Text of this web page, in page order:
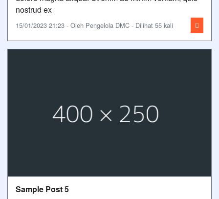
nostrud ex
15/01/2023 21:23 - Oleh Pengelola DMC - Dilihat 55 kali
Sample Post 5